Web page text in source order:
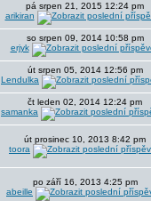
pá srpen 21, 2015 12:24 pm
arikiran
so srpen 09, 2014 10:58 pm
erjyk
út srpen 05, 2014 12:56 pm
Lendulka
čt leden 02, 2014 12:24 pm
samanka
út prosinec 10, 2013 8:42 pm
toora
po září 16, 2013 4:25 pm
abeille